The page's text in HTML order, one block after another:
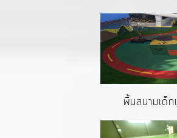
พื้นสนามเด็